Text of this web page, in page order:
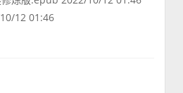
12 01:46